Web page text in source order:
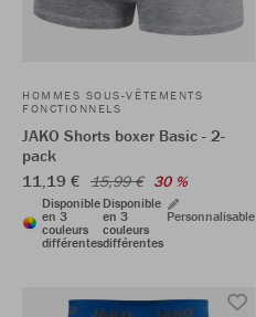
HOMMES SOUS-VÊTEMENTS
FONCTIONNELS
JAKO Shorts boxer Basic - 2-
pack
11,19 € 15,99 € 30 %
Disponible
en 3
couleurs
différentes
Disponible
en 3
couleurs
différentes
Personnalisable